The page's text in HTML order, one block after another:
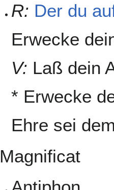
R: Der du
Erwecke
V: Laß dein
* Erwecke
Ehre sei
Magnificat